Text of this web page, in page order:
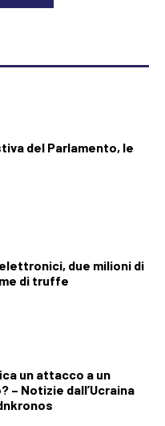
del Parlamento, le
due milioni di
di truffe
un attacco a un
– Notizie dall’Ucraina